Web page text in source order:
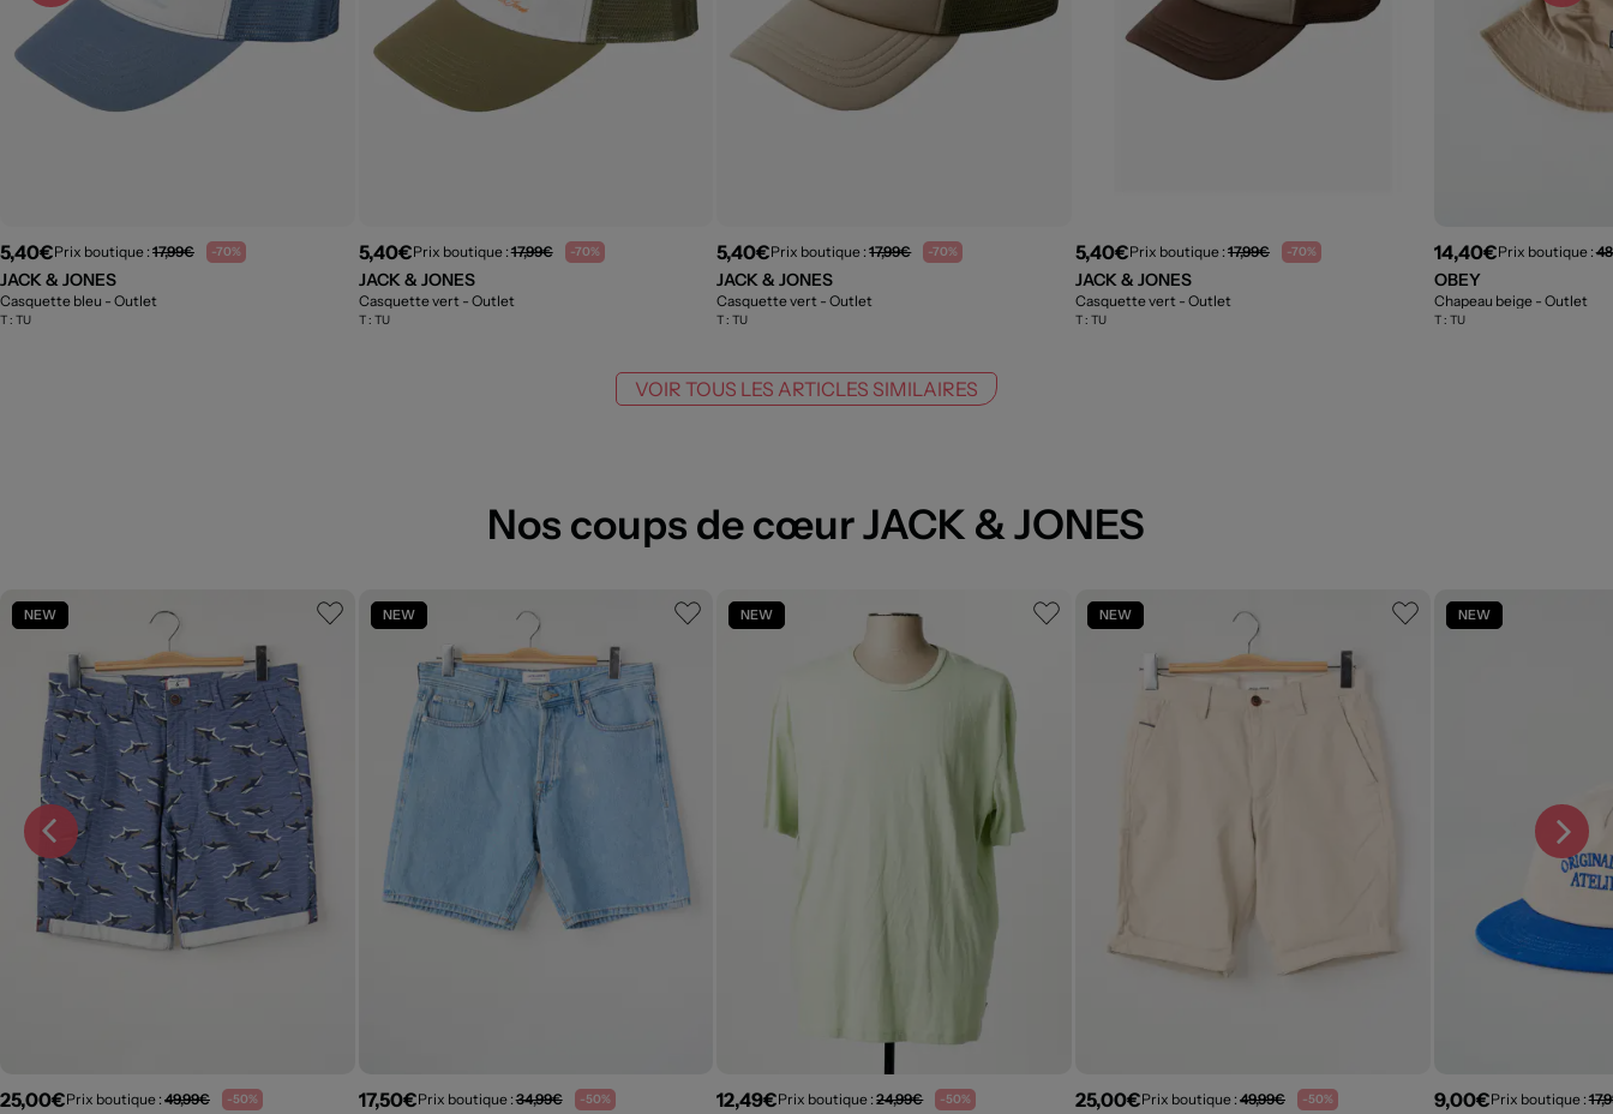
5,40€Prix boutique : 17,99€ -70%
JACK & JONES
Casquette bleu - Outlet
T : TU
5,40€Prix boutique :17,99€ -70%
JACK & JONES
Casquette vert - Outlet
T : TU
5,40€Prix boutique :17,99€ -70%
JACK & JONES
Casquette vert - Outlet
T :TU
5,40€Prix boutique :17,99€ -70%
JACK & JONES
Casquette vert - Outlet
T :TU
14,40€Prix boutique :
OBEY
Chapeau beige - Outlet
T : TU
VOIR TOUS LES ARTICLES SIMILAIRES
Nos coups de cœur JACK & JONES
NEW
25,00€Prix boutique : 49,99€ -50%
NEW
17,50€Prix boutique :34,99€ -50%
NEW
12,49€Prix boutique :24,99€ -50%
NEW
25,00€Prix boutique :49,99€ -50%
NEW
9,00€Prix boutique :